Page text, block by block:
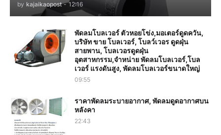
by kajaikaopost - 12:16
พัดลมโบลเวอร์ ตัวหอยโข่ง,มอเตอร์ดูดควัน,
บริษัท ขาย โบลเวอร์, โบลว์เวอร ดูดฝุ่น
สายพาน, โบลเวอรดูดฝุ่น
อุตสาหกรรม,จำหน่าย พัดลมโบลเวอร์,โบล
เวอร์ แรงดันสูง, พัดลมโบลเวอร์ขนาดใหญ่
09:55
ราคาพัดลมระบายอากาศ, พัดลมดูดอากาศบน
หลังคา
22:43